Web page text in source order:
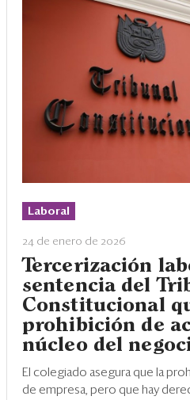
Laboral
24 de enero de 2026
Tercerización
sentencia del
Constitucional
prohibición de
núcleo del
El colegiado asegura que la
de empresa, pero que hay